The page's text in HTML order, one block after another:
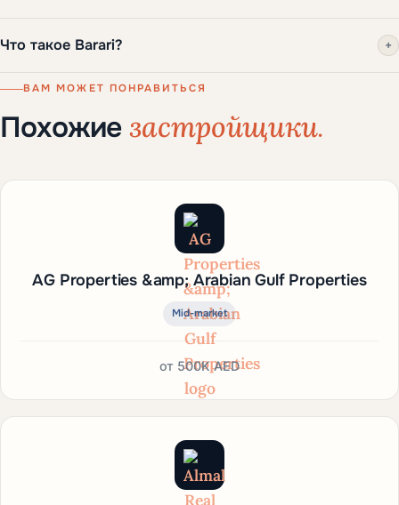
Что такое Barari? +
ВАМ МОЖЕТ ПОНРАВИТЬСЯ
Похожиезастройщики.
AG Properties &amp; Arabian Gulf Properties
Mid-market
от 500K AED